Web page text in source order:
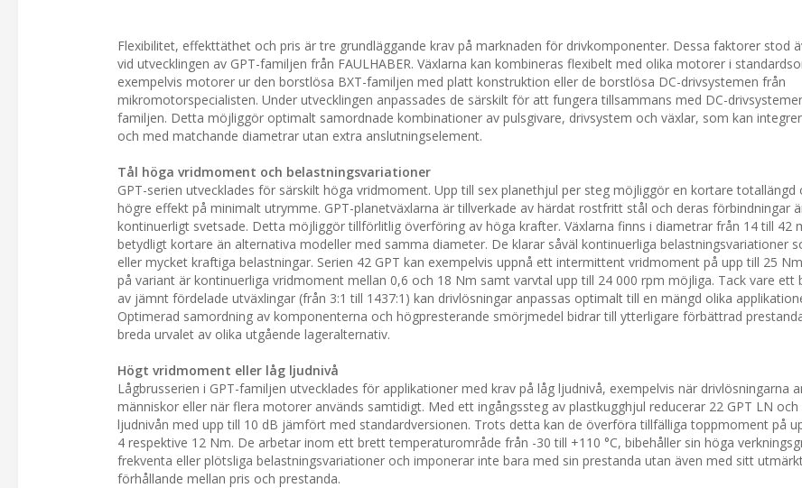
Flexibilitet, effekttäthet och pris är tre grundläggande krav på marknaden för drivkomponenter. Dessa faktorer stod
vid utvecklingen av GPT-familjen från FAULHABER. Växlarna kan kombineras flexibelt med olika motorer i
exempelvis motorer ur den borstlösa BXT-familjen med platt konstruktion eller de borstlösa DC-drivsystemen från
mikromotorspecialisten. Under utvecklingen anpassades de särskilt för att fungera tillsammans med DC-drivsystemen
familjen. Detta möjliggör optimalt samordnade kombinationer av pulsgivare, drivsystem och växlar, som kan
och med matchande diametrar utan extra anslutningselement.
Tål höga vridmoment och belastningsvariationer
GPT-serien utvecklades för särskilt höga vridmoment. Upp till sex planethjul per steg möjliggör en kortare totallängd
högre effekt på minimalt utrymme. GPT-planetväxlarna är tillverkade av härdat rostfritt stål och deras förbindningar
kontinuerligt svetsade. Detta möjliggör tillförlitlig överföring av höga krafter. Växlarna finns i diametrar från 14 till 42
betydligt kortare än alternativa modeller med samma diameter. De klarar såväl kontinuerliga belastningsvariationer
eller mycket kraftiga belastningar. Serien 42 GPT kan exempelvis uppnå ett intermittent vridmoment på upp till 25
på variant är kontinuerliga vridmoment mellan 0,6 och 18 Nm samt varvtal upp till 24 000 rpm möjliga. Tack vare ett
av jämnt fördelade utväxlingar (från 3:1 till 1437:1) kan drivlösningar anpassas optimalt till en mängd olika
Optimerad samordning av komponenterna och högpresterande smörjmedel bidrar till ytterligare förbättrad
breda urvalet av olika utgående lageralternativ.
Högt vridmoment eller låg ljudnivå
Lågbrusserien i GPT-familjen utvecklades för applikationer med krav på låg ljudnivå, exempelvis när drivlösningarna
människor eller när flera motorer används samtidigt. Med ett ingångssteg av plastkugghjul reducerar 22 GPT LN och
ljudnivån med upp till 10 dB jämfört med standardversionen. Trots detta kan de överföra tillfälliga toppmoment på
4 respektive 12 Nm. De arbetar inom ett brett temperaturområde från -30 till +110 °C, bibehåller sin höga
frekventa eller plötsliga belastningsvariationer och imponerar inte bara med sin prestanda utan även med sitt
förhållande mellan pris och prestanda.